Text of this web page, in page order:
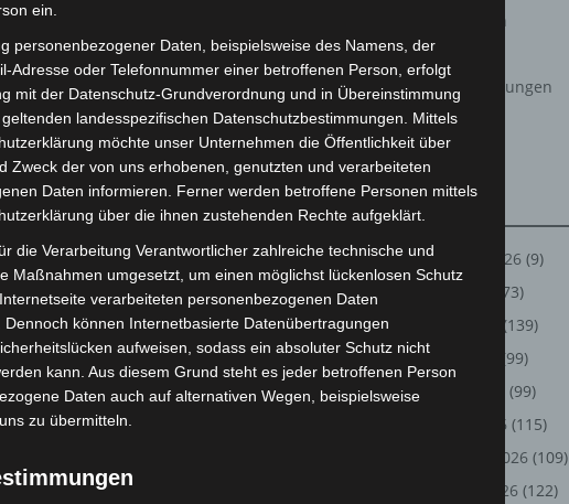
Bremen, betont die Bedeutung der
In diesem Rahmen gewinnt ein
aus Politik, Gesellschaft und Zivilschutz
ein hervorragendes Forum, um nicht nur
Ausstattung und unsere Kompetenzen
und Entscheidungsträgern in einen
Vorgestellt werden Fort- und
Bereich Bevölkerungsschutz sowie
und internationalen Nothilfe.
die reale Einsatzsituationen
Menschen
Über uns
Veranstaltungen
Welt
August 2026 (9)
(73)
(139)
(99)
(99)
März 2026 (115)
Februar 2026 (109)
Januar 2026 (122)
ein.
personenbezogener Daten, beispielsweise des Namens, der
Adresse oder Telefonnummer einer betroffenen Person, erfolgt
mit der Datenschutz-Grundverordnung und in Übereinstimmung
landesspezifischen Datenschutzbestimmungen. Mittels
möchte unser Unternehmen die Öffentlichkeit über
Zweck der von uns erhobenen, genutzten und verarbeiteten
Daten informieren. Ferner werden betroffene Personen mittels
über die ihnen zustehenden Rechte aufgeklärt.
die Verarbeitung Verantwortlicher zahlreiche technische und
Maßnahmen umgesetzt, um einen möglichst lückenlosen Schutz
verarbeiteten personenbezogenen Daten
Dennoch können Internetbasierte Datenübertragungen
aufweisen, sodass ein absoluter Schutz nicht
kann. Aus diesem Grund steht es jeder betroffenen Person
Daten auch auf alternativen Wegen, beispielsweise
zu übermitteln.